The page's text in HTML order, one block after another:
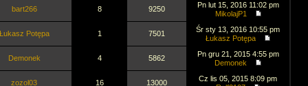
bart266 8 9250
Pn lut 15, 2016 11:02 pm
MikolajP1
Łukasz Potępa 1 7501
Śr sty 13, 2016 10:55 pm
Łukasz Potępa
Demonek 4 5862
Pn gru 21, 2015 4:55 pm
Demonek
zozol03 16 13000
Cz lis 05, 2015 8:09 pm